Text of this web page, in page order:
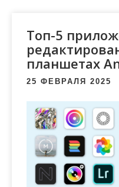
Топ-5
планшетах
25 ФЕВРАЛЯ 2025